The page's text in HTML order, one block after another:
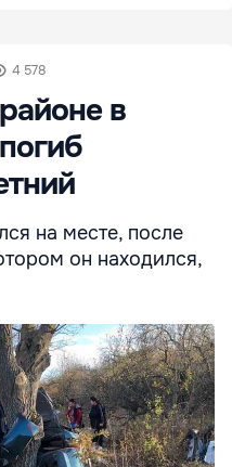
4 578
в
на месте, после
он находился,